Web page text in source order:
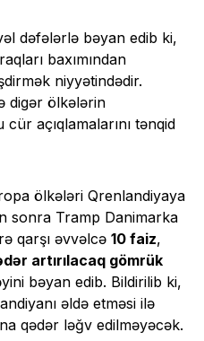
dəfələrlə bəyan edib ki,
baxımından
niyyətindədir.
digər ölkələrin
açıqlamalarını tənqid
ölkələri Qrenlandiyaya
sonra Tramp Danimarka
qarşı əvvəlcə 10 faiz,
artırılacaq gömrük
bəyan edib. Bildirilib ki,
əldə etməsi ilə
qədər ləğv edilməyəcək.